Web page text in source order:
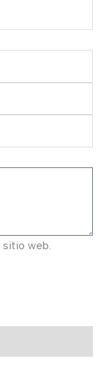
web.